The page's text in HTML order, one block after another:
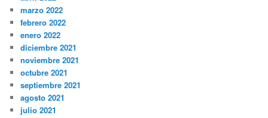
marzo 2022
febrero 2022
enero 2022
diciembre 2021
noviembre 2021
octubre 2021
septiembre 2021
agosto 2021
julio 2021